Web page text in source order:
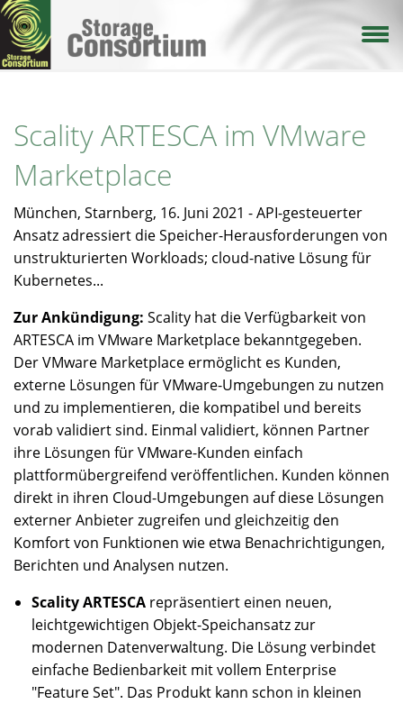
Direkt
zum
Inhalt
Scality ARTESCA im VMware
Marketplace
München, Starnberg, 16. Juni 2021 - API-gesteuerter
Ansatz adressiert die Speicher-Herausforderungen von
unstrukturierten Workloads; cloud-native Lösung für
Kubernetes...
Zur Ankündigung: Scality hat die Verfügbarkeit von
ARTESCA im VMware Marketplace bekanntgegeben.
Der VMware Marketplace ermöglicht es Kunden,
externe Lösungen für VMware-Umgebungen zu nutzen
und zu implementieren, die kompatibel und bereits
vorab validiert sind. Einmal validiert, können Partner
ihre Lösungen für VMware-Kunden einfach
plattformübergreifend veröffentlichen. Kunden können
direkt in ihren Cloud-Umgebungen auf diese Lösungen
externer Anbieter zugreifen und gleichzeitig den
Komfort von Funktionen wie etwa Benachrichtigungen,
Berichten und Analysen nutzen.
Scality ARTESCA repräsentiert einen neuen,
leichtgewichtigen Objekt-Speichansatz zur
modernen Datenverwaltung. Die Lösung verbindet
einfache Bedienbarkeit mit vollem Enterprise
"Feature Set". Das Produkt kann schon in kleinen